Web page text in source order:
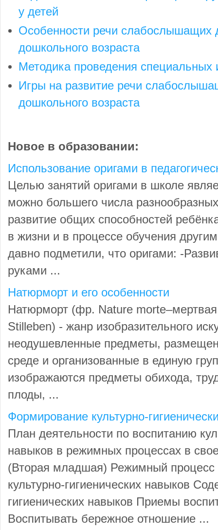
у детей
Особенности речи слабослышащих
дошкольного возраста
Методика проведения специальных
Игры на развитие речи
дошкольного возраста
Новое в образовании:
Использование оригами в
Целью занятий оригами в школе
можно большего числа
развитие общих способностей
в жизни и в процессе обучения
давно подметили, что оригами: -
руками ...
Натюрморт и его особенности
Натюрморт (фр. Nature
Stilleben) - жанр изобразительного
неодушевленные предметы,
среде и организованные в единую
изображаются предметы обихода,
плоды, ...
Формирование культурно-
План деятельности по воспитанию
навыков в режимных процессах в
(Вторая младшая) Режимный процесс
культурно-гигиенических навыков
гигиенических навыков Приемы
Воспитывать бережное отношение ...